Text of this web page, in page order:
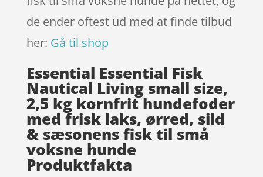
de ender oftest ud med at finde tilbud
her: Gå til shop
Essential Essential Fisk
Nautical Living small size,
2,5 kg kornfrit hundefoder
med frisk laks, ørred, sild
& sæsonens fisk til små
voksne hunde
Produktfakta